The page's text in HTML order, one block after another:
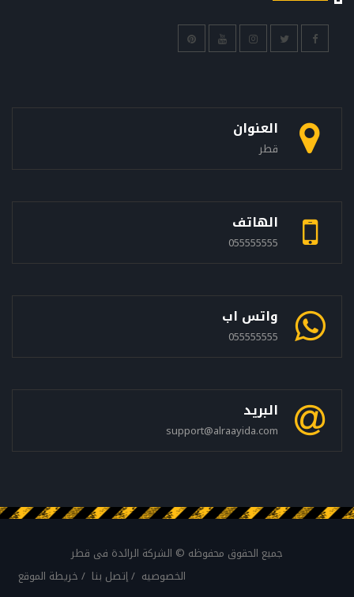
العنوان
قطر
الهاتف
055555555
واتس اب
055555555
البريد
support@alraayida.com
جميع الحقوق محفوظه © الشركة الرائدة فى قطر
الخصوصيه
إتصل بنا خريطة الموقع